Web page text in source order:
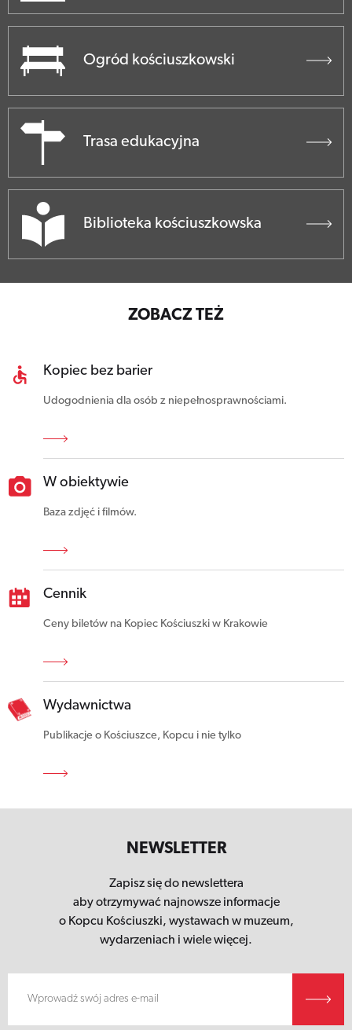
Ogród kościuszkowski
Trasa edukacyjna
Biblioteka kościuszkowska
ZOBACZ TEŻ
Kopiec bez barier
Udogodnienia dla osób z niepełnosprawnościami.
W obiektywie
Baza zdjęć i filmów.
Cennik
Ceny biletów na Kopiec Kościuszki w Krakowie
Wydawnictwa
Publikacje o Kościuszce, Kopcu i nie tylko
NEWSLETTER
Zapisz się do newslettera
aby otrzymywać najnowsze informacje
o Kopcu Kościuszki, wystawach w muzeum,
wydarzeniach i wiele więcej.